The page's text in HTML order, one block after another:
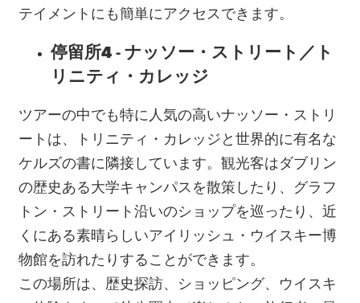
テイメントにも簡単にアクセスできます。
停留所4 - ナッソー・ストリート／ト
リニティ・カレッジ
ツアーの中でも特に人気の高いナッソー・ストリ
ートは、トリニティ・カレッジと世界的に有名な
ケルズの書に隣接しています。観光客はダブリン
の歴史ある大学キャンパスを散策したり、グラフ
トン・ストリート沿いのショップを巡ったり、近
くにある素晴らしいアイリッシュ・ウイスキー博
物館を訪れたりすることができます。
この場所は、歴史探訪、ショッピング、ウイスキ